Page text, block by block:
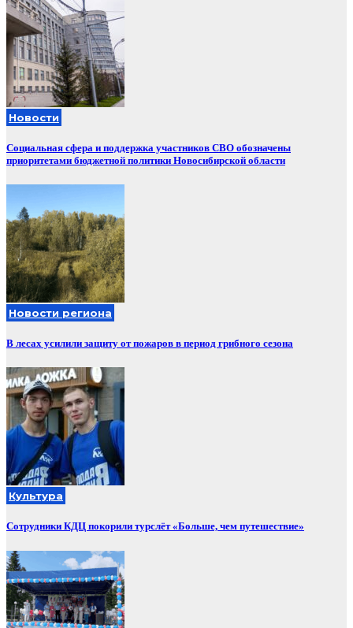
Новости
Социальная сфера и поддержка участников СВО обозначены
приоритетами бюджетной политики Новосибирской области
Новости региона
В лесах усилили защиту от пожаров в период грибного сезона
Культура
Сотрудники КДЦ покорили турслёт «Больше, чем путешествие»